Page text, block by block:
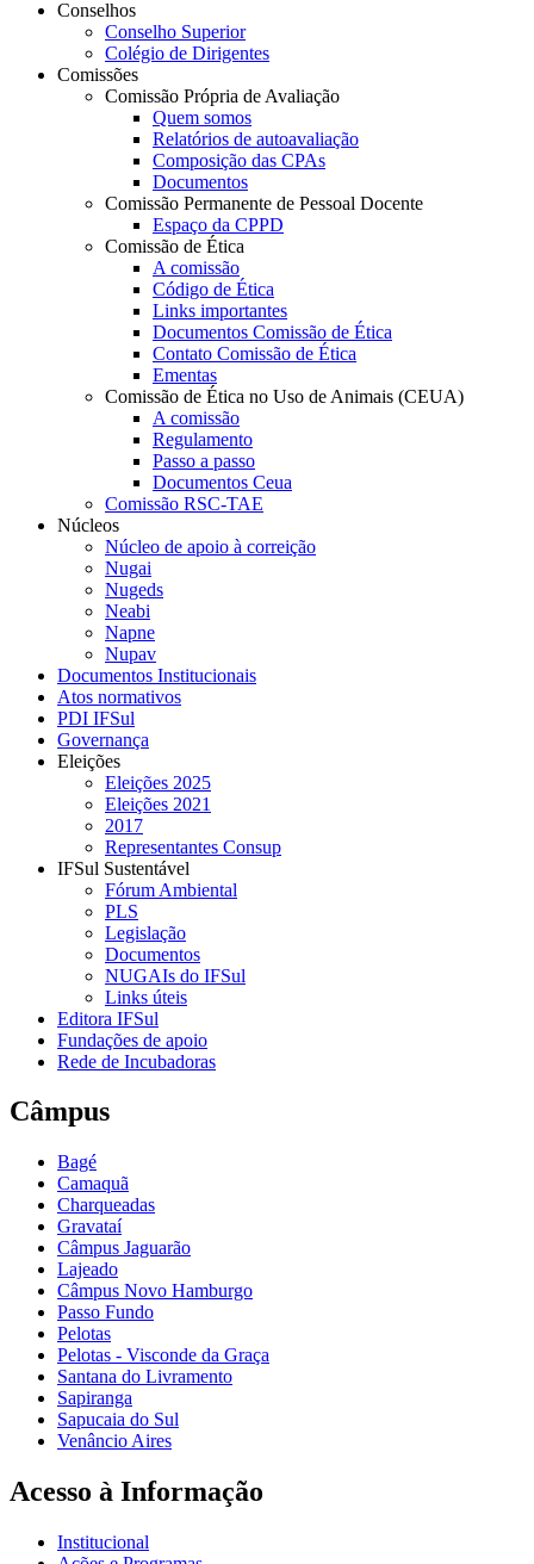
Conselhos
Conselho Superior
Colégio de Dirigentes
Comissões
Comissão Própria de Avaliação
Quem somos
Relatórios de autoavaliação
Composição das CPAs
Documentos
Comissão Permanente de Pessoal Docente
Espaço da CPPD
Comissão de Ética
A comissão
Código de Ética
Links importantes
Documentos Comissão de Ética
Contato Comissão de Ética
Ementas
Comissão de Ética no Uso de Animais (CEUA)
A comissão
Regulamento
Passo a passo
Documentos Ceua
Comissão RSC-TAE
Núcleos
Núcleo de apoio à correição
Nugai
Nugeds
Neabi
Napne
Nupav
Documentos Institucionais
Atos normativos
PDI IFSul
Governança
Eleições
Eleições 2025
Eleições 2021
2017
Representantes Consup
IFSul Sustentável
Fórum Ambiental
PLS
Legislação
Documentos
NUGAIs do IFSul
Links úteis
Editora IFSul
Fundações de apoio
Rede de Incubadoras
Câmpus
Bagé
Camaquã
Charqueadas
Gravataí
Câmpus Jaguarão
Lajeado
Câmpus Novo Hamburgo
Passo Fundo
Pelotas
Pelotas - Visconde da Graça
Santana do Livramento
Sapiranga
Sapucaia do Sul
Venâncio Aires
Acesso à Informação
Institucional